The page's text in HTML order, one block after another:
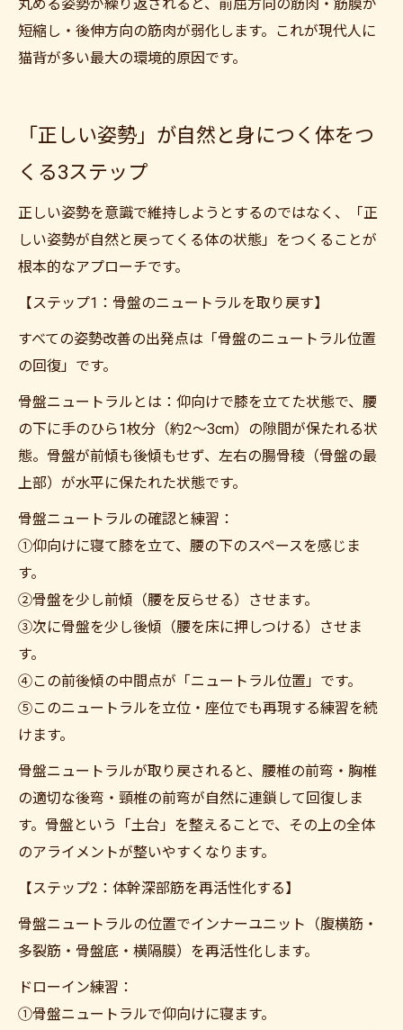
丸める姿勢が繰り返されると、前屈方向の筋肉・筋膜が
短縮し・後伸方向の筋肉が弱化します。これが現代人に
猫背が多い最大の環境的原因です。
「正しい姿勢」が自然と身につく体をつ
くる3ステップ
正しい姿勢を意識で維持しようとするのではなく、「正
しい姿勢が自然と戻ってくる体の状態」をつくることが
根本的なアプローチです。
【ステップ1：骨盤のニュートラルを取り戻す】
すべての姿勢改善の出発点は「骨盤のニュートラル位置
の回復」です。
骨盤ニュートラルとは：仰向けで膝を立てた状態で、腰
の下に手のひら1枚分（約2〜3cm）の隙間が保たれる状
態。骨盤が前傾も後傾もせず、左右の腸骨稜（骨盤の最
上部）が水平に保たれた状態です。
骨盤ニュートラルの確認と練習：
①仰向けに寝て膝を立て、腰の下のスペースを感じま
す。
②骨盤を少し前傾（腰を反らせる）させます。
③次に骨盤を少し後傾（腰を床に押しつける）させま
す。
④この前後傾の中間点が「ニュートラル位置」です。
⑤このニュートラルを立位・座位でも再現する練習を続
けます。
骨盤ニュートラルが取り戻されると、腰椎の前弯・胸椎
の適切な後弯・頸椎の前弯が自然に連鎖して回復しま
す。骨盤という「土台」を整えることで、その上の全体
のアライメントが整いやすくなります。
【ステップ2：体幹深部筋を再活性化する】
骨盤ニュートラルの位置でインナーユニット（腹横筋・
多裂筋・骨盤底・横隔膜）を再活性化します。
ドローイン練習：
①骨盤ニュートラルで仰向けに寝ます。
ご予約はこちら